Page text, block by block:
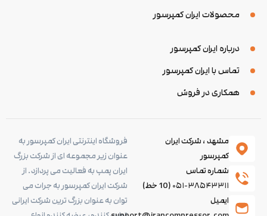
درباره ایران کمپرسور
تماس با ایران کمپرسور
همکاری در فروش
محصولات ایران کمپرسور
فروشگاه اینترنتی ایران کمپرسور به
عنوان زیر مجموعه ای از شرکت بزرگ
ایران پمپ به فعالیت می پردازد. از
شرکت ایران کمپرسور به جرات می
توان به عنوان بزرگ ترین شرکت ایرانی
مشهد ، شرکت ایران
کمپرسور
شماره تماس
۰۵۱-۳۸۵۴۳۳۱۱ (10 خط)
ایمیل